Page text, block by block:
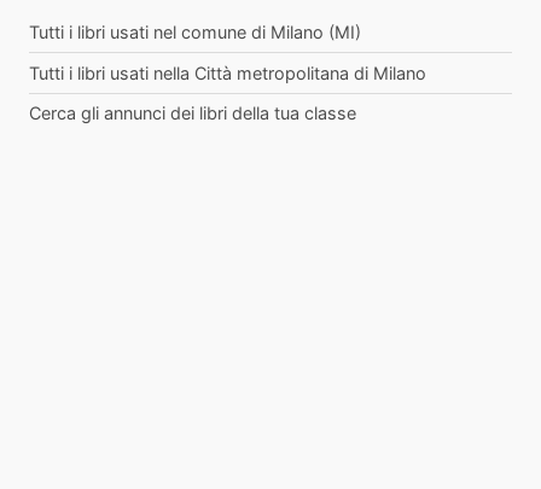
Tutti i libri usati nel comune di Milano (MI)
Tutti i libri usati nella Città metropolitana di Milano
Cerca gli annunci dei libri della tua classe